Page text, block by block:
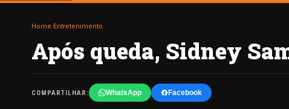
Home Entretenimento
Após queda, Sidney
COMPARTILHAR: WhatsApp Facebook